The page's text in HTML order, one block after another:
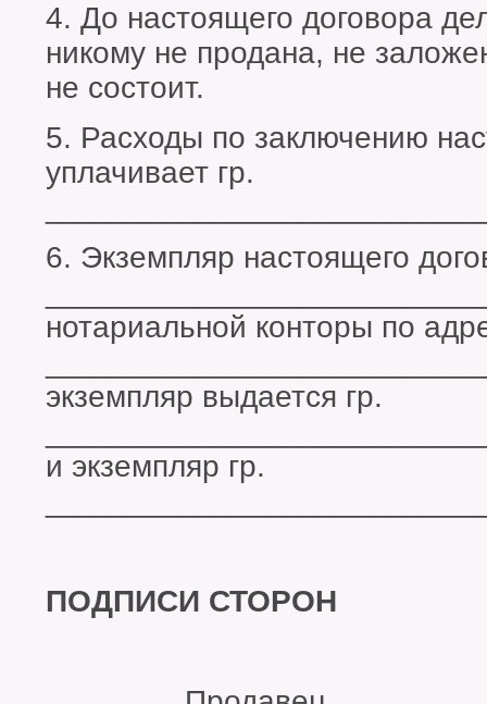
4. До настоящего договора
никому не продана, не
не состоит.
5. Расходы по заключению
уплачивает гр.
6. Экземпляр настоящего
нотариальной конторы по
экземпляр выдается гр.
и экземпляр гр.
ПОДПИСИ СТОРОН